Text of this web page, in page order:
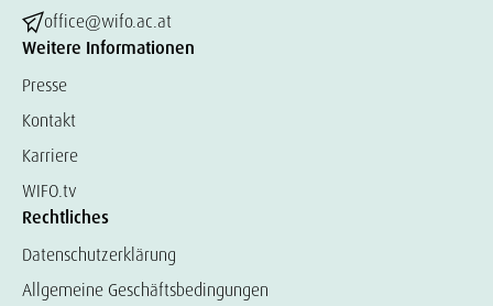
office@wifo.ac.at
Weitere Informationen
Presse
Kontakt
Karriere
WIFO.tv
Rechtliches
Datenschutzerklärung
Allgemeine Geschäftsbedingungen